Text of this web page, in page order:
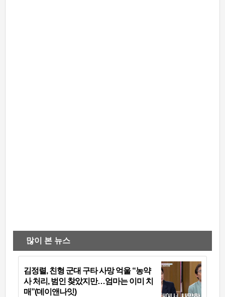
많이 본 뉴스
김정렬, 친형 군대 구타 사망 억울 “농약
사 처리, 범인 찾았지만…엄마는 이미 치
매”(데이앤나잇)